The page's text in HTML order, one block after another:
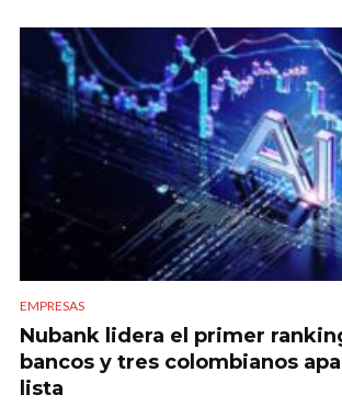
EMPRESAS
Nubank lidera el primer
bancos y tres colombianos
lista